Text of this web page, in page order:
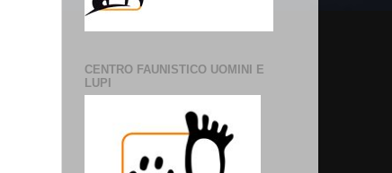
CENTRO FAUNISTICO UOMINI E
LUPI